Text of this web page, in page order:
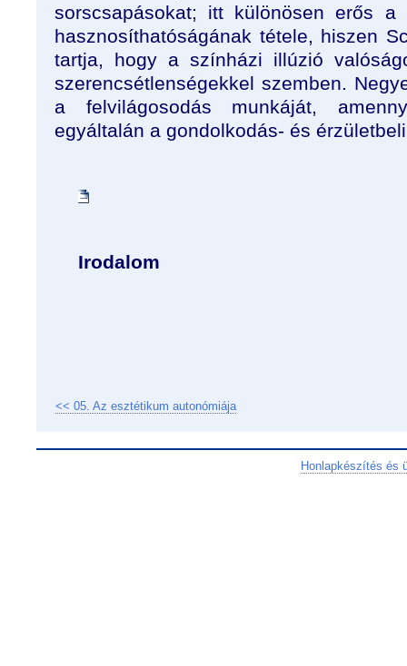
sorscsapásokat; itt különösen erős a
hasznosíthatóságának tétele, hiszen
tartja, hogy a színházi illúzió
szerencsétlenségekkel szemben.
a felvilágosodás munkáját,
egyáltalán a gondolkodás- és
Irodalom
<< 05. Az esztétikum autonómiája
Honlapkészítés és